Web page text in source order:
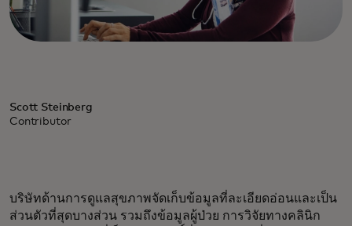
Scott Steinberg
Contributor
บริษัทด้านการดูแลสุขภาพจัดเก็บข้อมูลที่ละเอียดอ่อนและเป็น
ส่วนตัวที่สุดบางส่วน รวมถึงข้อมูลผู้ป่วย การวิจัยทางคลินิก